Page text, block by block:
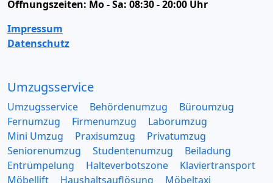
Öffnungszeiten: Mo - Sa: 08:30 - 20:00 Uhr
Impressum
Datenschutz
Umzugsservice
Umzugsservice Behördenumzug
Büroumzug
Fernumzug
Firmenumzug
Laborumzug
Mini Umzug
Praxisumzug
Privatumzug
Seniorenumzug
Studentenumzug
Beiladung
Entrümpelung
Halteverbotszone
Klaviertransport
Möbellift
Haushaltsauflösung
Möbeltaxi